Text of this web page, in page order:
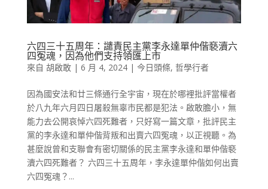
六四三十五周年：譴責民主黨李永達單仲偕褻瀆六
四冤魂，因為他們支持領匯上市
來自 胡啟敢| 6 月 4, 2024| 今日頭條, 哲學行者
因為國安法和廿三條通行全宇宙，現在於哪裡批評當權者
於八九年六月四日屠殺無辜市民都是犯法。啟敢膽小，無
能力去公開哀悼六四死難者，只好寫一篇文章，批評民主
黨的李永達和單仲偕背叛和出賣六四冤魂，以正視聽。為
甚麼說曾和支聯會有密切關係的民主黨李永達和單仲偕褻
瀆六四死難者？ 六四三十五周年，李永達單仲偕如何出賣
六四冤魂？...